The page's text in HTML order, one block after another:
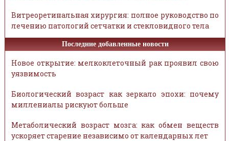
Витреоретинальная хирургия: полное руководство по
лечению патологий сетчатки и стекловидного тела
Последние добавленные новости
Новое открытие: мелкоклеточный рак проявил свою
уязвимость
Биологический возраст как зеркало эпохи: почему
миллениалы рискуют больше
Метаболический возраст мозга: как обмен веществ
ускоряет старение независимо от календарных лет